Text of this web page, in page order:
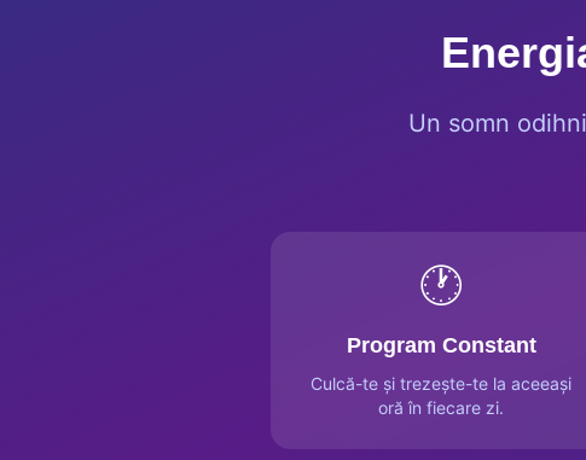
Un somn
🕐
Program Constant
Culcă-te și trezește-te la aceeași
oră în fiecare zi.